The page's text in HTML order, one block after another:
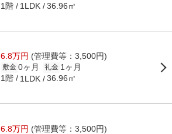
1階 1LDK 36.96㎡
6.8万円 (管理費等：3,500円)
敷金 0ヶ月 礼金 1ヶ月
1階 1LDK 36.96㎡
6.8万円 (管理費等：3,500円)